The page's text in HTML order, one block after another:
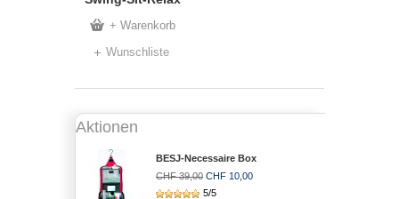
+ Warenkorb
Wunschliste
Aktionen
BESJ-Necessaire Box
CHF 39,00 CHF 10,00
5/5